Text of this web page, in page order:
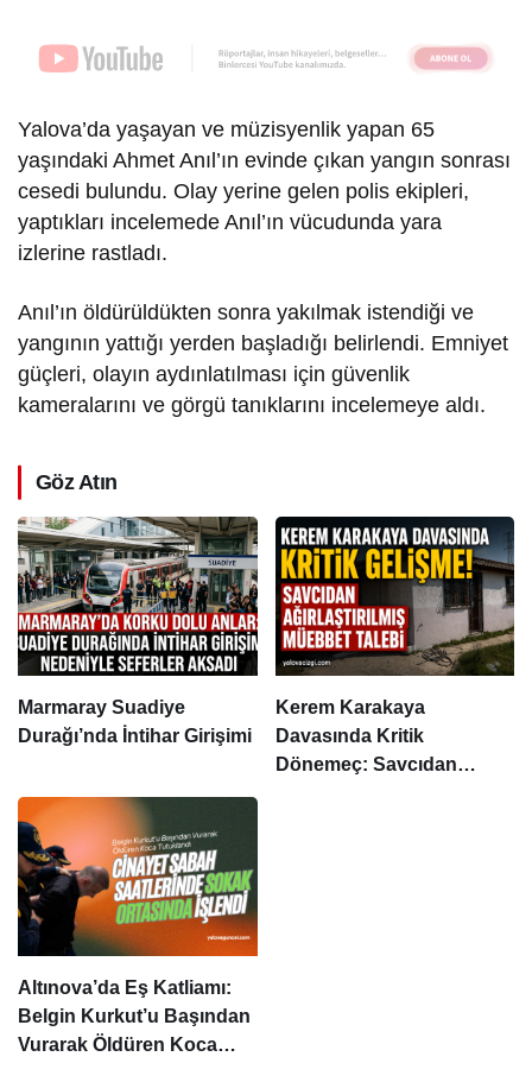
Yalova’da yaşayan ve müzisyenlik yapan 65
yaşındaki Ahmet Anıl’ın evinde çıkan yangın sonrası
cesedi bulundu. Olay yerine gelen polis ekipleri,
yaptıkları incelemede Anıl’ın vücudunda yara
izlerine rastladı.
Anıl’ın öldürüldükten sonra yakılmak istendiği ve
yangının yattığı yerden başladığı belirlendi. Emniyet
güçleri, olayın aydınlatılması için güvenlik
kameralarını ve görgü tanıklarını incelemeye aldı.
Göz Atın
Marmaray Suadiye
Durağı’nda İntihar Girişimi
Kerem Karakaya
Davasında Kritik
Dönemeç: Savcıdan
Altınova’da Eş Katliamı:
Belgin Kurkut’u Başından
Vurarak Öldüren Koca